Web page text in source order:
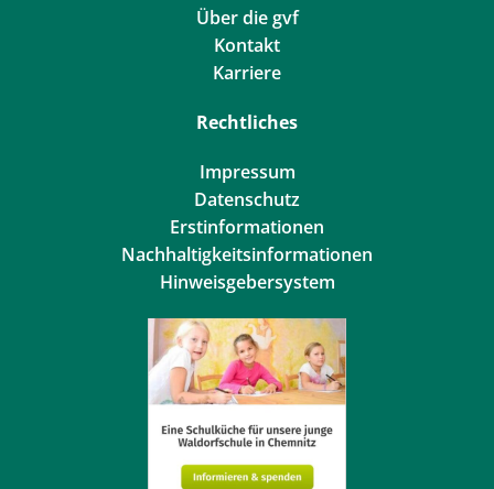
Über die gvf
Kontakt
Karriere
Rechtliches
Impressum
Datenschutz
Erstinformationen
Nachhaltigkeitsinformationen
Hinweisgebersystem